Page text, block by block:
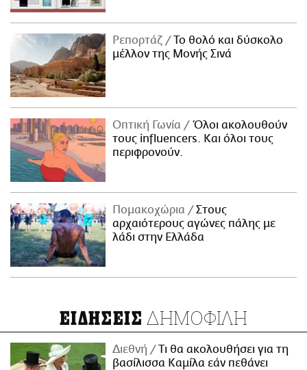
Ρεπορτάζ
Το θολό και δύσκολο
μέλλον της Μονής Σινά
Οπτική Γωνία
Όλοι ακολουθούν
τους influencers. Και όλοι τους
περιφρονούν.
Πομακοχώρια
Στους
αρχαιότερους αγώνες πάλης με
λάδι στην Ελλάδα
ΕΙΔΗΣΕΙΣ ΔΗΜΟΦΙΛΗ
Διεθνή
Τι θα ακολουθήσει για τη
βασίλισσα Καμίλα εάν πεθάνει